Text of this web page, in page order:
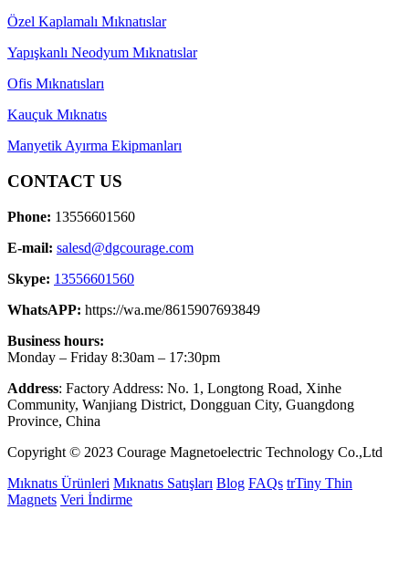
Özel Kaplamalı Mıknatıslar
Yapışkanlı Neodyum Mıknatıslar
Ofis Mıknatısları
Kauçuk Mıknatıs
Manyetik Ayırma Ekipmanları
CONTACT US
Phone: 13556601560
E-mail: salesd@dgcourage.com
Skype: 13556601560
WhatsAPP: https://wa.me/8615907693849
Business hours:
Monday – Friday 8:30am – 17:30pm
Address: Factory Address: No. 1, Longtong Road, Xinhe
Community, Wanjiang District, Dongguan City, Guangdong
Province, China
Copyright © 2023 Courage Magnetoelectric Technology Co.,Ltd
Mıknatıs Ürünleri Mıknatıs Satışları Blog FAQs trTiny Thin
Magnets Veri İndirme